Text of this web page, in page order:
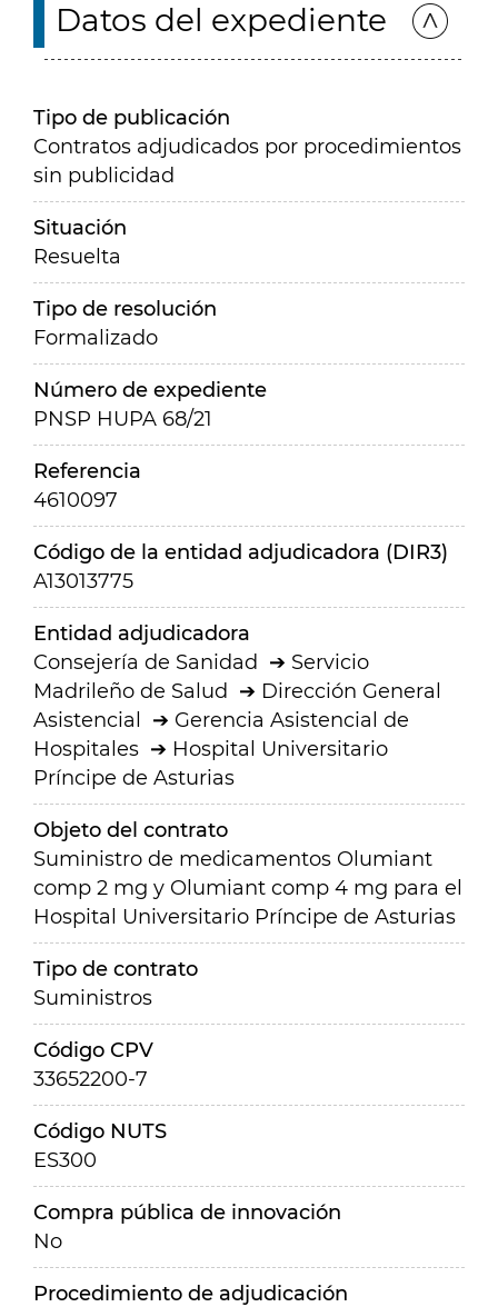
Datos del expediente
Tipo de publicación
Contratos adjudicados por procedimientos
sin publicidad
Situación
Resuelta
Tipo de resolución
Formalizado
Número de expediente
PNSP HUPA 68/21
Referencia
4610097
Código de la entidad adjudicadora (DIR3)
A13013775
Entidad adjudicadora
Consejería de Sanidad
Servicio
Madrileño de Salud
Dirección General
Asistencial
Gerencia Asistencial de
Hospitales
Hospital Universitario
Príncipe de Asturias
Objeto del contrato
Suministro de medicamentos Olumiant
comp 2 mg y Olumiant comp 4 mg para el
Hospital Universitario Príncipe de Asturias
Tipo de contrato
Suministros
Código CPV
33652200-7
Código NUTS
ES300
Compra pública de innovación
No
Procedimiento de adjudicación